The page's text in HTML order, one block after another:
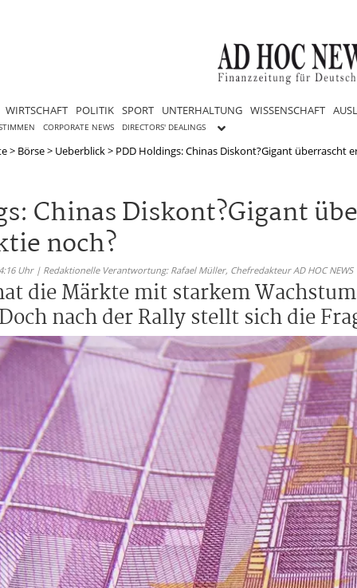
WIRTSCHAFT POLITIK SPORT UNTERHALTUNG WISSENSCHAFT
CORPORATE NEWS DIRECTORS' DEALINGS
> Börse> Ueberblick> PDD Holdings: Chinas Diskont?Gigant überrascht
Chinas Diskont?Gigant
noch?
Uhr | Redaktionelle Verantwortung: Rafael Müller, Chefredakteur AD HOC NEWS
die Märkte mit starkem
nach der Rally stellt sich die